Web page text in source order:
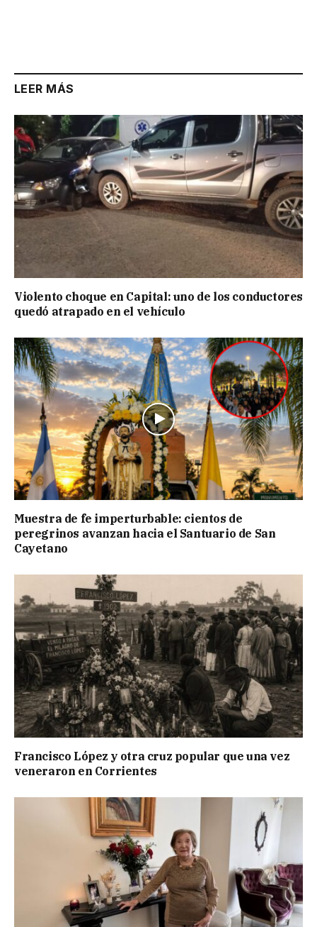
LEER MÁS
Violento choque en Capital: uno de los conductores
quedó atrapado en el vehículo
Muestra de fe imperturbable: cientos de
peregrinos avanzan hacia el Santuario de San
Cayetano
Francisco López y otra cruz popular que una vez
veneraron en Corrientes